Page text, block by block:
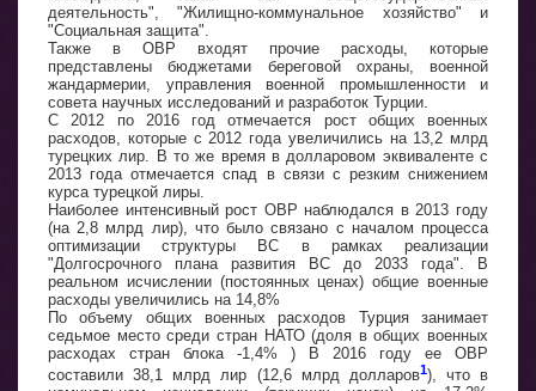
деятельность", "Жилищно-коммунальное хозяйство" и
"Социальная защита".
Также в ОВР входят прочие расходы, которые
представлены бюджетами береговой охраны, военной
жандармерии, управления военной промышленности и
совета научных исследований и разработок Турции.
С 2012 по 2016 год отмечается рост общих военных
расходов, которые с 2012 года увеличились на 13,2 млрд
турецких лир. В то же время в долларовом эквиваленте с
2013 года отмечается спад в связи с резким снижением
курса турецкой лиры.
Наиболее интенсивный рост ОВР наблюдался в 2013 году
(на 2,8 млрд лир), что было связано с началом процесса
оптимизации структуры ВС в рамках реализации
"Долгосрочного плана развития ВС до 2033 года". В
реальном исчислении (постоянных ценах) общие военные
расходы увеличились на 14,8%
По объему общих военных расходов Турция занимает
седьмое место среди стран НАТО (доля в общих военных
расходах стран блока -1,4% ) В 2016 году ее ОВР
составили 38,1 млрд лир (12,6 млрд долларов1), что в